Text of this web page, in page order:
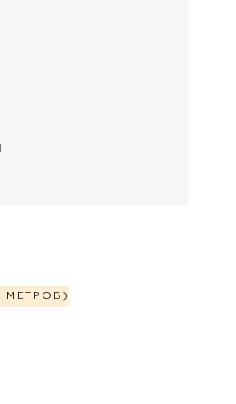
МЕТРОВ)